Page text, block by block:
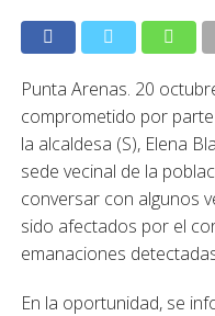
Punta Arenas. 20
comprometido por
la alcaldesa (S), Elena
sede vecinal de la
conversar con algunos
sido afectados por el
emanaciones
En la oportunidad, se